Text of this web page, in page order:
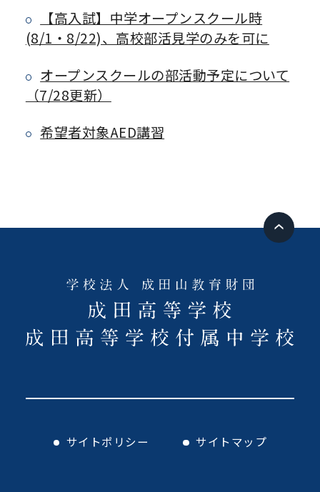
【高入試】中学オープンスクール時
(8/1・8/22)、高校部活見学のみを可に
オープンスクールの部活動予定について
（7/28更新）
希望者対象AED講習
サイトポリシー サイトマップ